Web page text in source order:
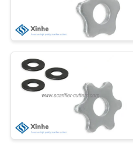
MAPPA
DEL
SITO
NORME
SULLA
PRIVACY
Macchine
fresatura
carburo